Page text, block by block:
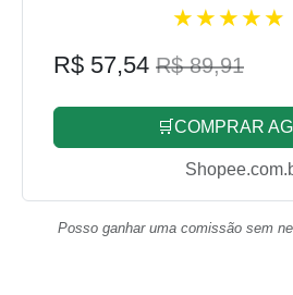
R$ 57,54 R$ 89,91
🛒COMPRAR
Posso ganhar uma comissão sem